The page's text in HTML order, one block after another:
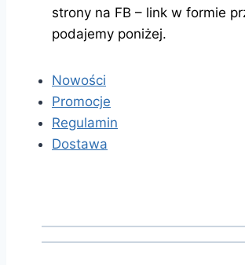
strony na FB – link w formie
podajemy poniżej.
Nowości
Promocje
Regulamin
Dostawa